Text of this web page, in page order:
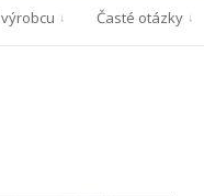
Časté otázky